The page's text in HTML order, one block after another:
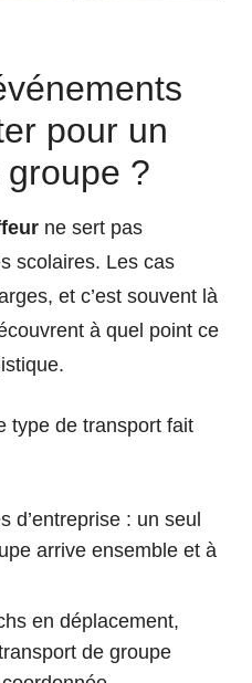
pour un
?
ne sert pas
scolaires. Les cas
et c’est souvent là
à quel point ce
type de transport fait
d’entreprise : un seul
arrive ensemble et à
en déplacement,
de groupe